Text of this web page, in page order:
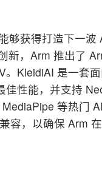
够获得打造下一
，Arm 推出了
KleidiAI 是一套面
性能，并支持
等热门
容，以确保 Arm